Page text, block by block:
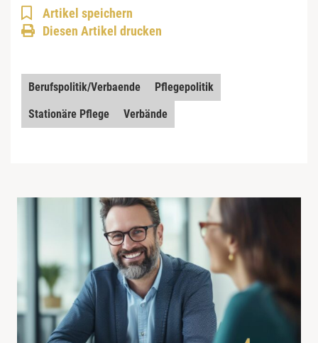
Artikel speichern
Diesen Artikel drucken
Berufspolitik/Verbaende
Pflegepolitik
Stationäre Pflege
Verbände